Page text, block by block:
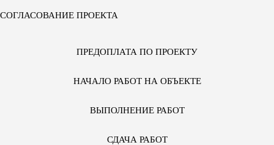
СОГЛАСОВАНИЕ ПРОЕКТА
ПРЕДОПЛАТА ПО ПРОЕКТУ
НАЧАЛО РАБОТ НА ОБЪЕКТЕ
ВЫПОЛНЕНИЕ РАБОТ
СДАЧА РАБОТ